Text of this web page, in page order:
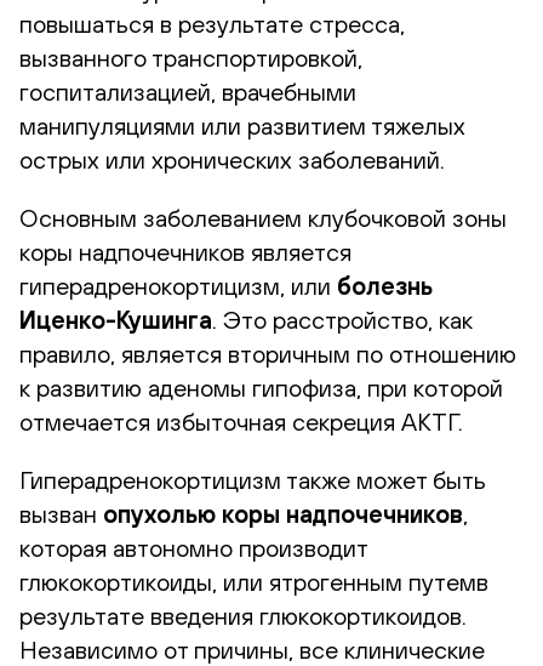
повышаться в результате стресса,
вызванного транспортировкой,
госпитализацией, врачебными
манипуляциями или развитием тяжелых
острых или хронических заболеваний.
Основным заболеванием клубочковой зоны
коры надпочечников является
гиперадренокортицизм, или болезнь
Иценко-Кушинга . Это расстройство, как
правило, является вторичным по отношению
к развитию аденомы гипофиза, при которой
отмечается избыточная секреция АКТГ.
Гиперадренокортицизм также может быть
вызван опухолью коры надпочечников
которая автономно производит
глюкокортикоиды, или ятрогенным путемв
результате введения глюкокортикоидов.
Независимо от причины, все клинические